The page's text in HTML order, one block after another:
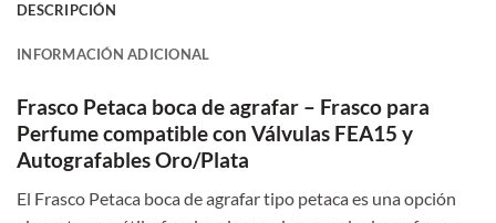
DESCRIPCIÓN
INFORMACIÓN ADICIONAL
Frasco Petaca boca de agrafar – Frasco para
Perfume compatible con Válvulas FEA15 y
Autografables Oro/Plata
El Frasco Petaca boca de agrafar tipo petaca es una opción